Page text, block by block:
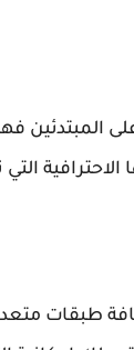
طبقات